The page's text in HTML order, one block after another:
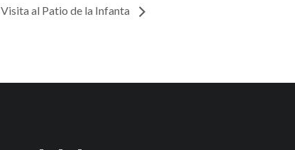
Visita al Patio de la Infanta